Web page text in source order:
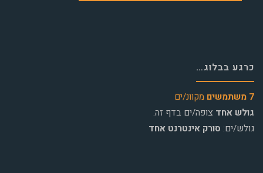
כרגע בבלוג…
7 משתמשים
מקוונ/ים
גולש אחד צופה/ים בדף זה.
גולש/ים: סורק אינטרנט אחד